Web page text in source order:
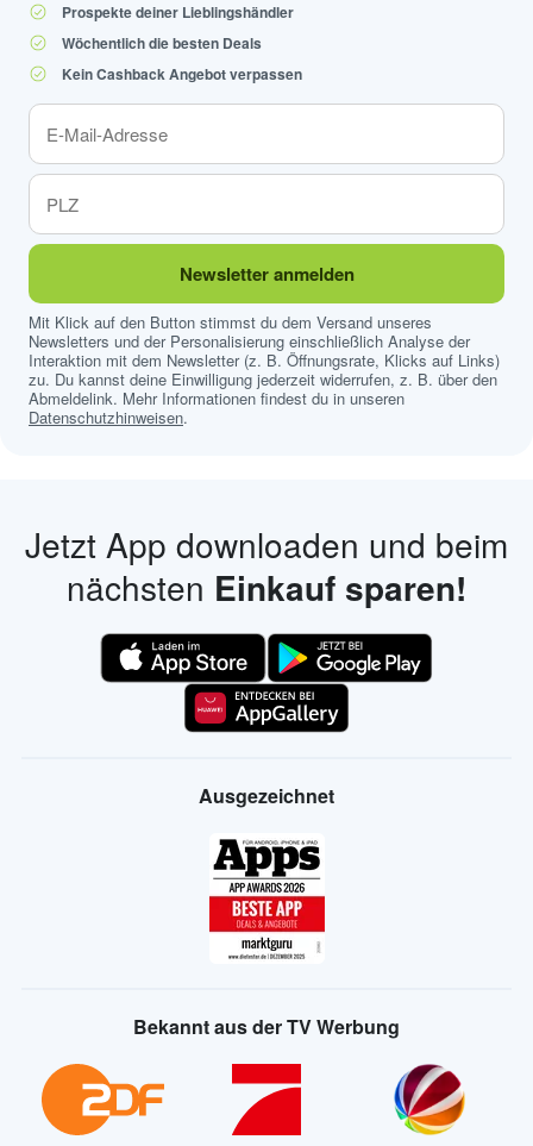
Prospekte deiner Lieblingshändler
Wöchentlich die besten Deals
Kein Cashback Angebot verpassen
Newsletter anmelden
Mit Klick auf den Button stimmst du dem Versand unseres
Newsletters und der Personalisierung einschließlich Analyse der
Interaktion mit dem Newsletter (z. B. Öffnungsrate, Klicks auf Links)
zu. Du kannst deine Einwilligung jederzeit widerrufen, z. B. über den
Abmeldelink. Mehr Informationen findest du in unseren
Datenschutzhinweisen.
Jetzt App downloaden und beim
nächsten Einkauf sparen!
Ausgezeichnet
Bekannt aus der TV Werbung